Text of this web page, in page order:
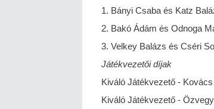
1. Bányi Csaba és Katz
2. Bakó Ádám és Odnoga
3. Velkey Balázs és Cséri
Játékvezetői díjak
Kiváló Játékvezető -
Kiváló Játékvezető -